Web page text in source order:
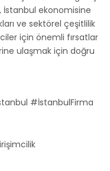
ekonomisine
ve sektörel çeşitlilik
için önemli fırsatlar
ulaşmak için doğru
#İstanbulFirma